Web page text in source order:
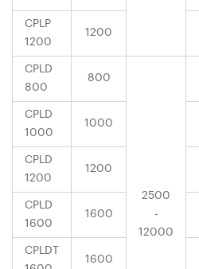
CPLP
1200
1200
CPLD
800
800
2500
-
12000
CPLD
1000
1000
CPLD
1200
1200
CPLD
1600
1600
CPLDT
1600